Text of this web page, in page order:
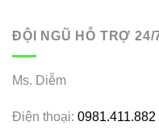
ĐỘI NGŨ HỖ TRỢ 24/
Ms. Diễm
Điện thoại: 0981.411.882